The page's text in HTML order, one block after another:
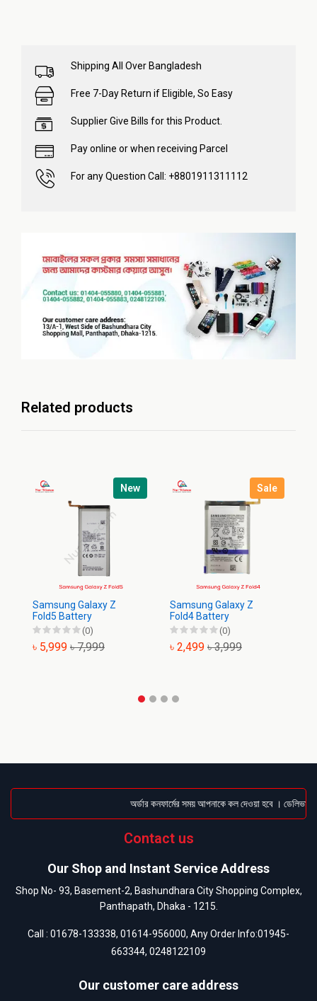
Shipping All Over Bangladesh
Free 7-Day Return if Eligible, So Easy
Supplier Give Bills for this Product.
Pay online or when receiving Parcel
For any Question Call: +8801911311112
Related products
New
Samsung Galaxy Z
Fold5 Battery
(0)
৳ 5,999 ৳ 7,999
Sale
Samsung Galaxy Z
Fold4 Battery
(0)
৳ 2,499 ৳ 3,999
অর্ডার কনফার্মের সময় আপনাকে কল দেওয়া হবে ।
Contact us
Our Shop and Instant Service Address
Shop No- 93, Basement-2, Bashundhara City Shopping Complex,
Panthapath, Dhaka - 1215.
Call : 01678-133338, 01614-956000, Any Order Info:01945-
663344, 0248122109
Our customer care address